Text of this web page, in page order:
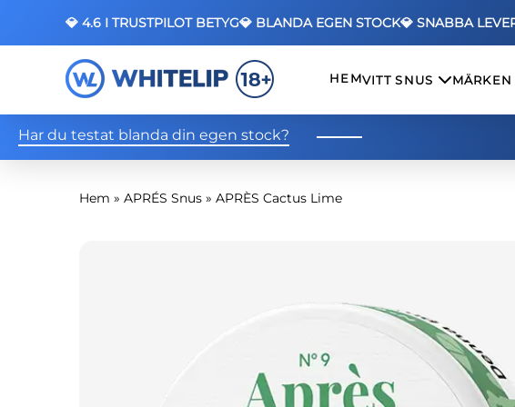
💎 4.6 I TRUSTPILOT BETYG💎 BLANDA EGEN STOCK💎 SNABBA
HEMVITT SNUS MÄRKEN
Har du testat blanda din egen stock?
Hem » APRÉS Snus » APRÈS Cactus Lime